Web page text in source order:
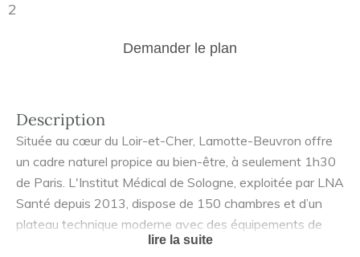
2
Demander le plan
Description
Située au cœur du Loir-et-Cher, Lamotte-Beuvron offre
un cadre naturel propice au bien-être, à seulement 1h30
de Paris. L'Institut Médical de Sologne, exploitée par LNA
Santé depuis 2013, dispose de 150 chambres et d’un
plateau technique moderne avec des équipements de
dernière génération tels qu’un bassin de balnéothérapie
lire la suite